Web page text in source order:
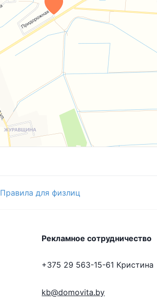
Правила для физлиц
Рекламное сотрудничество
+375 29 563-15-61 Кристина
kb@domovita.by